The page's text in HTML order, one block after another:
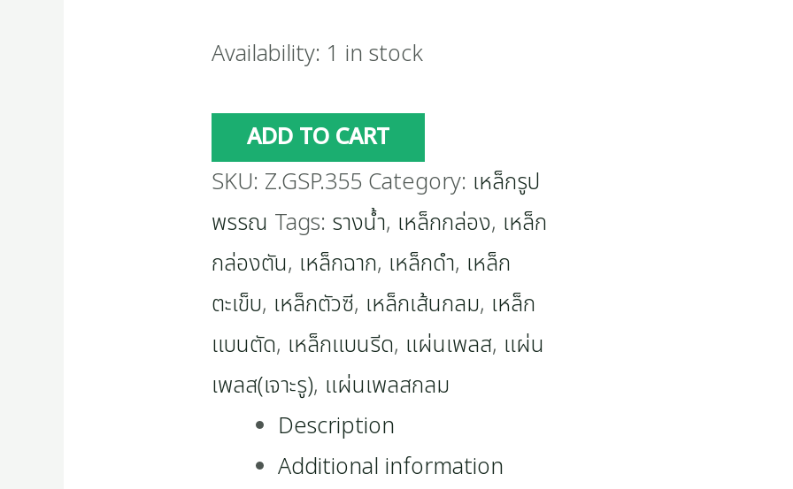
Availability: 1 in stock
mm
quantity
ADD TO CART
SKU: Z.GSP.355 Category: เหล็กรูป
พรรณ Tags: รางน้ำ, เหล็กกล่อง, เหล็ก
กล่องตัน, เหล็กฉาก, เหล็กดำ, เหล็ก
ตะเข็บ, เหล็กตัวซี, เหล็กเส้นกลม, เหล็ก
แบนตัด, เหล็กแบนรีด, แผ่นเพลส, แผ่น
เพลส(เจาะรู), แผ่นเพลสกลม
Description
Additional information